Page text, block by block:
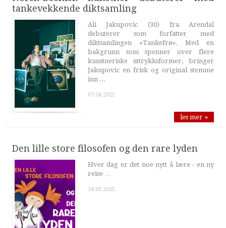
tankevekkende diktsamling
Ali Jakupovic (30) fra Arendal
debuterer som forfatter med
diktsamlingen «Tankefrø». Med en
bakgrunn som spenner over flere
kunstneriske uttrykksformer, bringer
Jakupovic en frisk og original stemme
inn ...
07.04.2025
les mer »
Den lille store filosofen og den rare lyden
Hver dag er det noe nytt å lære - en ny
reise …
18.03.2025